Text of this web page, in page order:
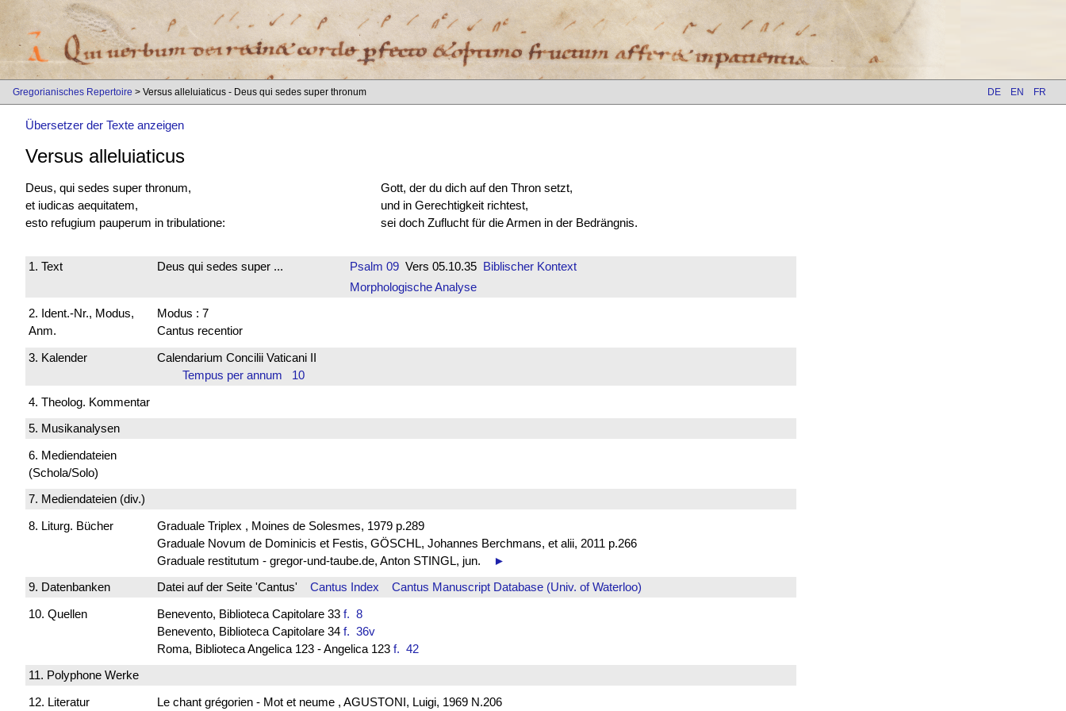
Gregorianisches Repertoire > Versus alleluiaticus - Deus qui sedes super thronum DE EN FR
Übersetzer der Texte anzeigen
Versus alleluiaticus
Deus, qui sedes super thronum,
et iudicas aequitatem,
esto refugium pauperum in tribulatione:
Gott, der du dich auf den Thron setzt,
und in Gerechtigkeit richtest,
sei doch Zuflucht für die Armen in der Bedrängnis.
1. Text Deus qui sedes super ... Psalm 09Vers 05.10.35 Biblischer Kontext
Morphologische Analyse
2. Ident.-Nr., Modus,
Anm.
Modus : 7
Cantus recentior
3. Kalender
Calendarium Concilii Vaticani II
Tempus per annum 10
4. Theolog. Kommentar
5. Musikanalysen
6. Mediendateien
(Schola/Solo)
7. Mediendateien (div.)
8. Liturg. Bücher
Graduale Triplex , Moines de Solesmes, 1979 p.289
Graduale Novum de Dominicis et Festis, GÖSCHL, Johannes Berchmans, et alii, 2011 p.266
Graduale restitutum - gregor-und-taube.de, Anton STINGL, jun.
►
9. Datenbanken
Datei auf der Seite 'Cantus' Cantus Index
Cantus Manuscript Database (Univ. of Waterloo)
10. Quellen
Benevento, Biblioteca Capitolare 33 f. 8
Benevento, Biblioteca Capitolare 34 f. 36v
Roma, Biblioteca Angelica 123 - Angelica 123 f. 42
11. Polyphone Werke
12. Literatur
Le chant grégorien - Mot et neume , AGUSTONI, Luigi, 1969 N.206